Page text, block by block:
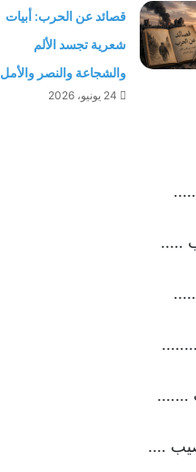
قصائد عن الحرب: أبيات
شعرية تجسد الألم
والشجاعة والنصر والأمل
24 يونيو، 2026
…..
……..
…….
….